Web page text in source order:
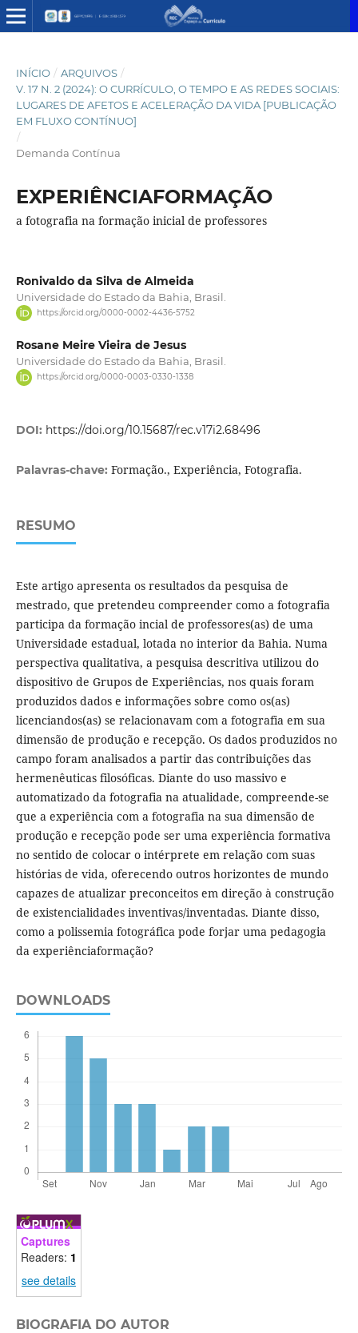
INÍCIO / ARQUIVOS /
V. 17 N. 2 (2024): O CURRÍCULO, O TEMPO E AS REDES SOCIAIS:
LUGARES DE AFETOS E ACELERAÇÃO DA VIDA [PUBLICAÇÃO
EM FLUXO CONTÍNUO]
/
Demanda Contínua
EXPERIÊNCIAFORMAÇÃO
a fotografia na formação inicial de professores
Ronivaldo da Silva de Almeida
Universidade do Estado da Bahia, Brasil.
https://orcid.org/0000-0002-4436-5752
Rosane Meire Vieira de Jesus
Universidade do Estado da Bahia, Brasil.
https://orcid.org/0000-0003-0330-1338
DOI: https://doi.org/10.15687/rec.v17i2.68496
Palavras-chave: Formação., Experiência, Fotografia.
RESUMO
Este artigo apresenta os resultados da pesquisa de
mestrado, que pretendeu compreender como a fotografia
participa da formação incial de professores(as) de uma
Universidade estadual, lotada no interior da Bahia. Numa
perspectiva qualitativa, a pesquisa descritiva utilizou do
dispositivo de Grupos de Experiências, nos quais foram
produzidos dados e informações sobre como os(as)
licenciandos(as) se relacionavam com a fotografia em sua
dimensão de produção e recepção. Os dados produzidos no
campo foram analisados a partir das contribuições das
hermenêuticas filosóficas. Diante do uso massivo e
automatizado da fotografia na atualidade, compreende-se
que a experiência com a fotografia na sua dimensão de
produção e recepção pode ser uma experiência formativa
no sentido de colocar o intérprete em relação com suas
histórias de vida, oferecendo outros horizontes de mundo
capazes de atualizar preconceitos em direção à construção
de existencialidades inventivas/inventadas. Diante disso,
como a polissemia fotográfica pode forjar uma pedagogia
da experiênciaformação?
DOWNLOADS
Captures
Readers: 1
see details
BIOGRAFIA DO AUTOR